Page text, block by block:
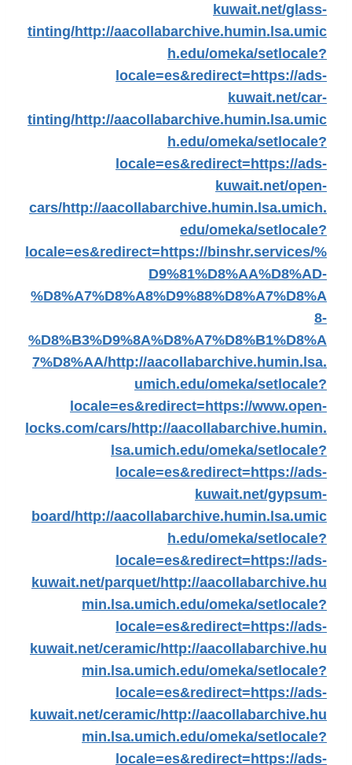
kuwait.net/glass-
tinting/http://aacollabarchive.humin.lsa.umic
h.edu/omeka/setlocale?
locale=es&redirect=https://ads-
kuwait.net/car-
tinting/http://aacollabarchive.humin.lsa.umic
h.edu/omeka/setlocale?
locale=es&redirect=https://ads-
kuwait.net/open-
cars/http://aacollabarchive.humin.lsa.umich.
edu/omeka/setlocale?
locale=es&redirect=https://binshr.services/%
D9%81%D8%AA%D8%AD-
%D8%A7%D8%A8%D9%88%D8%A7%D8%A
8-
%D8%B3%D9%8A%D8%A7%D8%B1%D8%A
7%D8%AA/http://aacollabarchive.humin.lsa.
umich.edu/omeka/setlocale?
locale=es&redirect=https://www.open-
locks.com/cars/http://aacollabarchive.humin.
lsa.umich.edu/omeka/setlocale?
locale=es&redirect=https://ads-
kuwait.net/gypsum-
board/http://aacollabarchive.humin.lsa.umic
h.edu/omeka/setlocale?
locale=es&redirect=https://ads-
kuwait.net/parquet/http://aacollabarchive.hu
min.lsa.umich.edu/omeka/setlocale?
locale=es&redirect=https://ads-
kuwait.net/ceramic/http://aacollabarchive.hu
min.lsa.umich.edu/omeka/setlocale?
locale=es&redirect=https://ads-
kuwait.net/ceramic/http://aacollabarchive.hu
min.lsa.umich.edu/omeka/setlocale?
locale=es&redirect=https://ads-